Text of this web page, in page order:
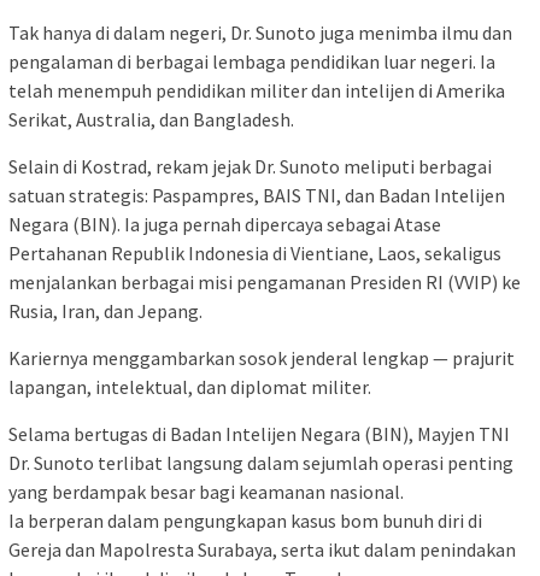
Tak hanya di dalam negeri, Dr. Sunoto juga menimba ilmu dan
pengalaman di berbagai lembaga pendidikan luar negeri. Ia
telah menempuh pendidikan militer dan intelijen di Amerika
Serikat, Australia, dan Bangladesh.
Selain di Kostrad, rekam jejak Dr. Sunoto meliputi berbagai
satuan strategis: Paspampres, BAIS TNI, dan Badan Intelijen
Negara (BIN). Ia juga pernah dipercaya sebagai Atase
Pertahanan Republik Indonesia di Vientiane, Laos, sekaligus
menjalankan berbagai misi pengamanan Presiden RI (VVIP) ke
Rusia, Iran, dan Jepang.
Kariernya menggambarkan sosok jenderal lengkap — prajurit
lapangan, intelektual, dan diplomat militer.
Selama bertugas di Badan Intelijen Negara (BIN), Mayjen TNI
Dr. Sunoto terlibat langsung dalam sejumlah operasi penting
yang berdampak besar bagi keamanan nasional.
Ia berperan dalam pengungkapan kasus bom bunuh diri di
Gereja dan Mapolresta Surabaya, serta ikut dalam penindakan